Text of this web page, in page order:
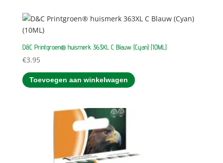
D&C Printgroen® huismerk 363XL C Blauw (Cyan) (10ML)
€3.95
Toevoegen aan winkelwagen